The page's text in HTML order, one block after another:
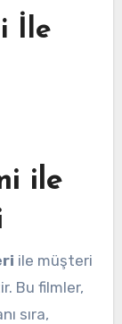
İle
ile
ile müşteri
Bu filmler,
sıra,